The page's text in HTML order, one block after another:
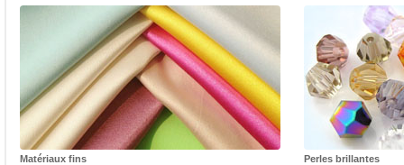
Matériaux fins
Perles brillantes